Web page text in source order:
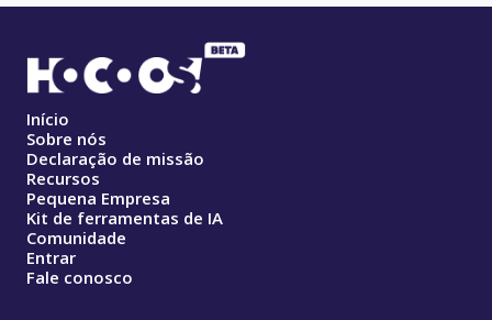
Início
Sobre nós
Declaração de missão
Recursos
Pequena Empresa
Kit de ferramentas de IA
Comunidade
Entrar
Fale conosco